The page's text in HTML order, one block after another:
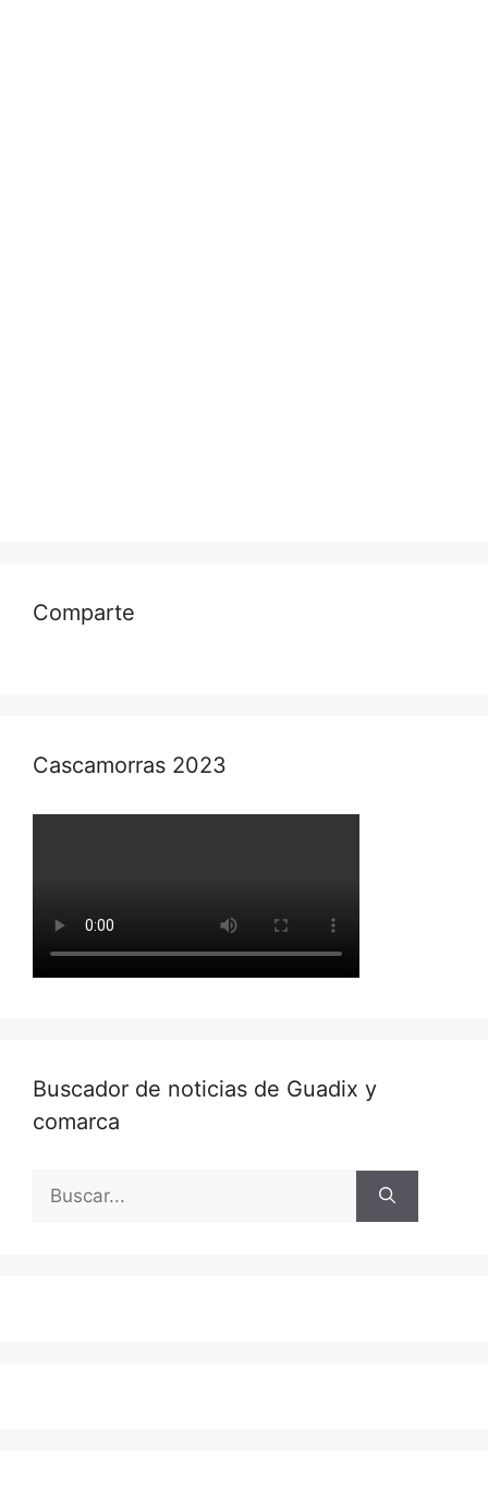
Comparte
Cascamorras 2023
Buscador de noticias de Guadix y
comarca